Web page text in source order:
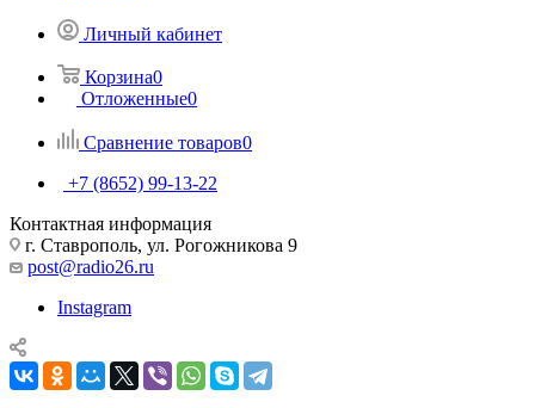
Личный кабинет
Корзина0
Отложенные0
Сравнение товаров0
+7 (8652) 99-13-22
Контактная информация
г. Ставрополь, ул. Рогожникова 9
post@radio26.ru
Instagram